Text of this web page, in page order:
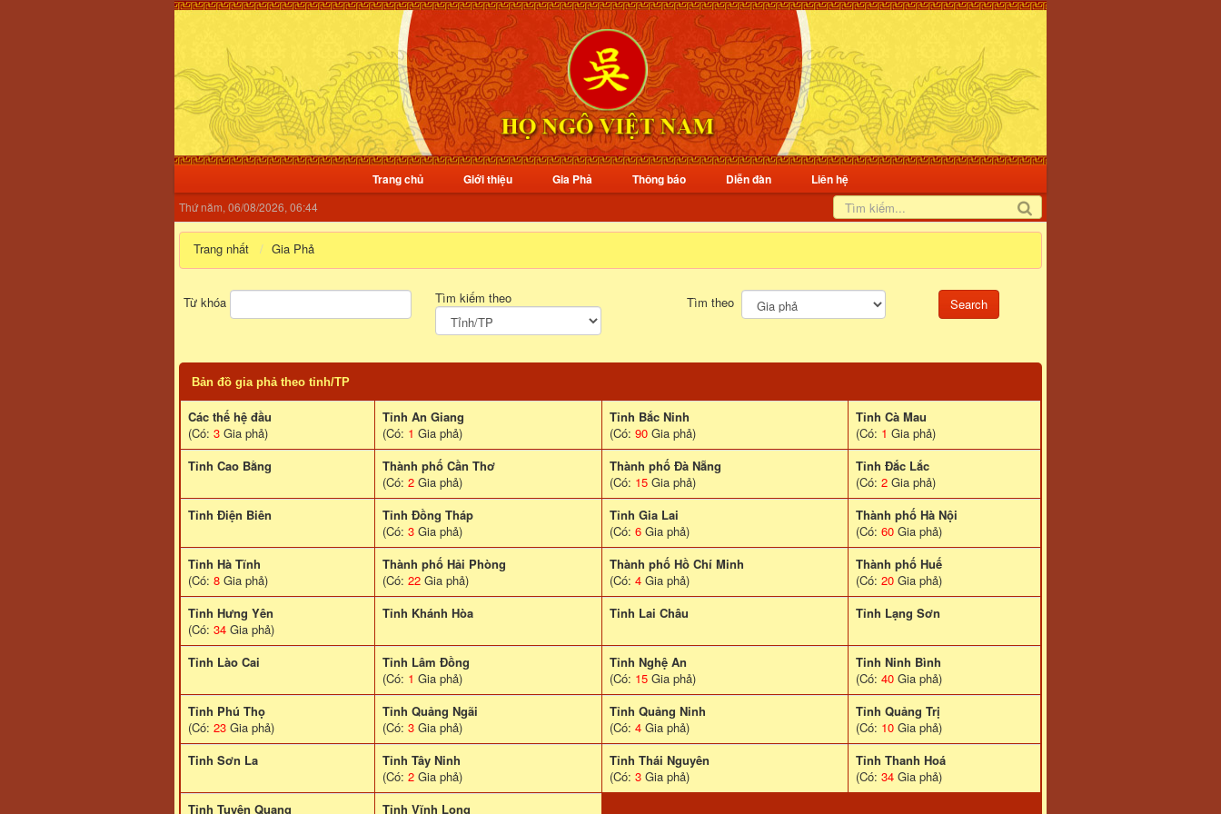
Trang chủ Giới thiệu Gia Phả Thông báo Diễn đàn Liên hệ
Thứ năm, 06/08/2026, 06:44
Trang nhất Gia Phả
Từ khóa Tìm kiếm theo Tìm theo
Bản đồ gia phả theo tỉnh/TP
Các thế hệ đầu
(Có: 3 Gia phả)
Tỉnh An Giang
(Có: 1 Gia phả)
Tỉnh Bắc Ninh
(Có: 90 Gia phả)
Tỉnh Cà Mau
(Có: 1 Gia phả)
Tỉnh Cao Bằng
Thành phố Cần Thơ
(Có: 2 Gia phả)
Thành phố Đà Nẵng
(Có: 15 Gia phả)
Tỉnh Đắc Lắc
(Có: 2 Gia phả)
Tỉnh Điện Biên
Tỉnh Đồng Tháp
(Có: 3 Gia phả)
Tỉnh Gia Lai
(Có: 6 Gia phả)
Thành phố Hà Nội
(Có: 60 Gia phả)
Tỉnh Hà Tĩnh
(Có: 8 Gia phả)
Thành phố Hải Phòng
(Có: 22 Gia phả)
Thành phố Hồ Chí Minh
(Có: 4 Gia phả)
Thành phố Huế
(Có: 20 Gia phả)
Tỉnh Hưng Yên
(Có: 34 Gia phả)
Tỉnh Khánh Hòa Tinh Lai Châu Tỉnh Lạng Sơn
Tỉnh Lào Cai
Tỉnh Lâm Đồng
(Có: 1 Gia phả)
Tỉnh Nghệ An
(Có: 15 Gia phả)
Tinh Ninh Bình
(Có: 40 Gia phả)
Tỉnh Phú Thọ
(Có: 23 Gia phả)
Tỉnh Quảng Ngãi
(Có: 3 Gia phả)
Tỉnh Quảng Ninh
(Có: 4 Gia phả)
Tỉnh Quảng Trị
(Có: 10 Gia phả)
Tinh Sơn La
Tỉnh Tây Ninh
(Có: 2 Gia phả)
Tỉnh Thái Nguyên
(Có: 3 Gia phả)
Tỉnh Thanh Hoá
(Có: 34 Gia phả)
Tỉnh Tuyên Quang
Tỉnh Vĩnh Long